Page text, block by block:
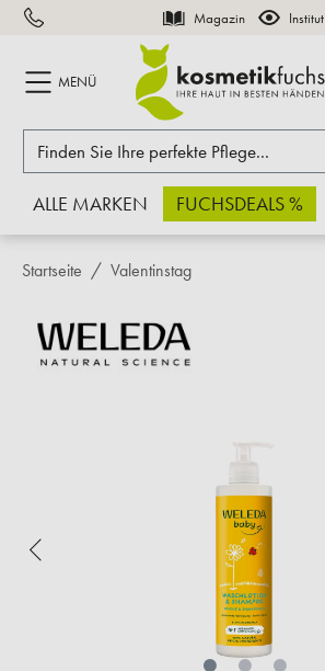
springen Magazin Institut
MENÜ
ALLE MARKEN FUCHSDEALS %
Startseite Valentinstag